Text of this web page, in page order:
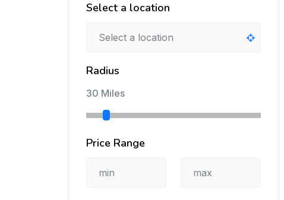
Select a location
Radius
30 Miles
Price Range